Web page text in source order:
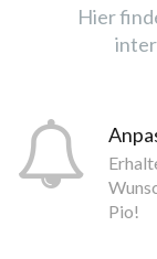
Hier
Pio!